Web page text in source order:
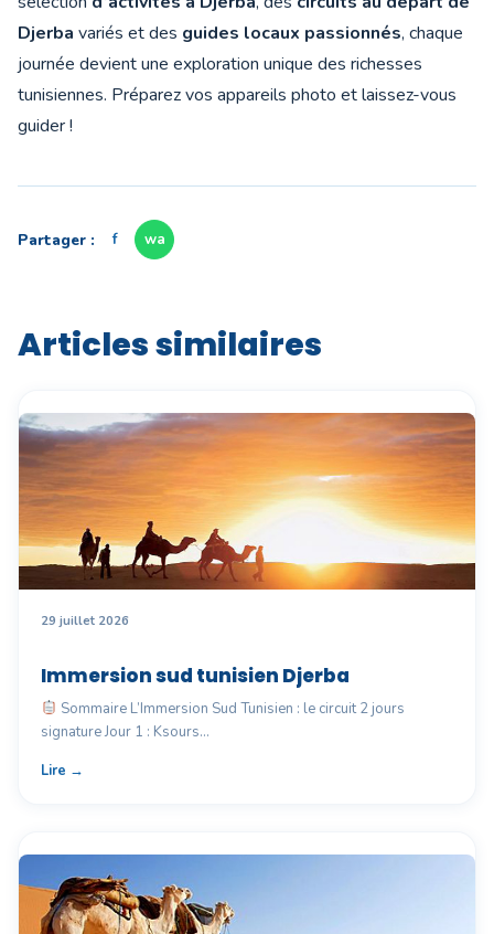
Djerba variés et des guides locaux passionnés, chaque
journée devient une exploration unique des richesses
tunisiennes. Préparez vos appareils photo et laissez-vous
guider !
Partager : f wa
Articles similaires
29 juillet 2026
Immersion sud tunisien Djerba
Sommaire L’Immersion Sud Tunisien : le circuit 2 jours
signature Jour 1 : Ksours…
Lire →